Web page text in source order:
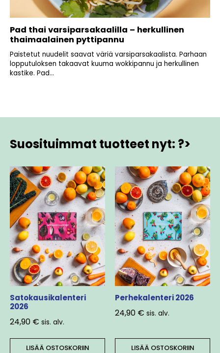
Pad thai varsiparsakaalilla – herkullinen
thaimaalainen pyttipannu
Paistetut nuudelit saavat väriä varsiparsakaalista. Parhaan
lopputuloksen takaavat kuuma wokkipannu ja herkullinen
kastike. Pad...
Suosituimmat tuotteet nyt: ?>
Satokausikalenteri
2026
24,90 € sis. alv.
LISÄÄ OSTOSKORIIN
Perhekalenteri 2026
24,90 € sis. alv.
LISÄÄ OSTOSKORIIN